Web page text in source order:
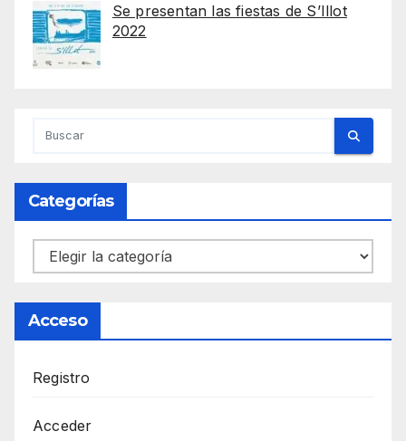
Se presentan las fiestas de S’Illot
2022
Categorías
Categorías
Acceso
Registro
Acceder